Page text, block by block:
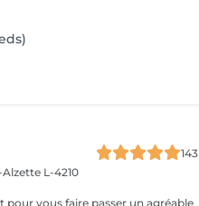
143
L-4210
pour vous faire passer un agréable